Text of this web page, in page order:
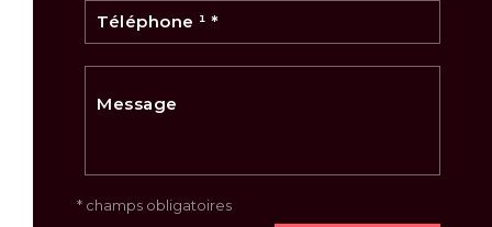
* champs obligatoires